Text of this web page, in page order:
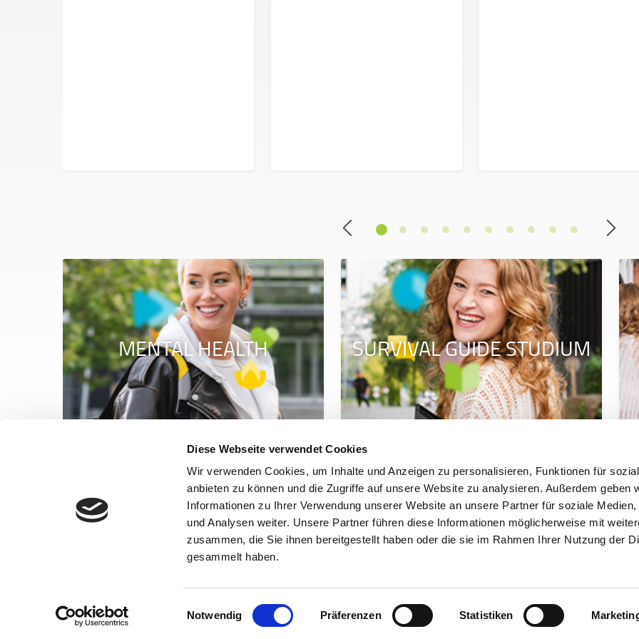
Diese Webseite verwendet Cookies
Wir verwenden Cookies, um Inhalte und Anzeigen zu personalisieren, Funktionen für
anbieten zu können und die Zugriffe auf unsere Website zu analysieren. Außerdem geben
Informationen zu Ihrer Verwendung unserer Website an unsere Partner für soziale Medien,
und Analysen weiter. Unsere Partner führen diese Informationen möglicherweise mit
zusammen, die Sie ihnen bereitgestellt haben oder die sie im Rahmen Ihrer Nutzung der
gesammelt haben.
Einwilligungsauswahl
Notwendig Präferenzen Statistiken
MENTAL HEALTH SURVIVAL GUIDE STUDIUM
Du bist noch nicht angemeldet? Zum Login